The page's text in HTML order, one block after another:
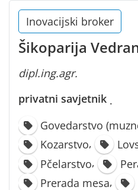
Inovacijski broker
Šikoparija
dipl.ing.agr.
privatni savjetnik ·
Govedarstvo
Kozarstvo,
Pčelarstvo,
Prerada mesa,